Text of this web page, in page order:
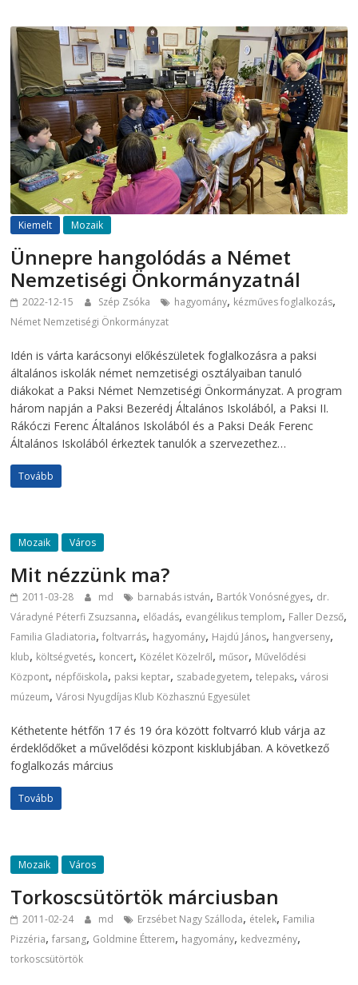
Kiemelt Mozaik
Ünnepre hangolódás a Német
Nemzetiségi Önkormányzatnál
2022-12-15 Szép Zsóka hagyomány, kézműves foglalkozás,
Német Nemzetiségi Önkormányzat
Idén is várta karácsonyi előkészületek foglalkozásra a paksi
általános iskolák német nemzetiségi osztályaiban tanuló
diákokat a Paksi Német Nemzetiségi Önkormányzat. A program
három napján a Paksi Bezerédj Általános Iskolából, a Paksi II.
Rákóczi Ferenc Általános Iskolából és a Paksi Deák Ferenc
Általános Iskolából érkeztek tanulók a szervezethez…
Tovább
Mozaik Város
Mit nézzünk ma?
2011-03-28 md barnabás istván, Bartók Vonósnégyes, dr.
Váradyné Péterfi Zsuzsanna, előadás, evangélikus templom, Faller Dezső,
Familia Gladiatoria,foltvarrás, hagyomány, Hajdú János, hangverseny,
klub, költségvetés, koncert, Közélet Közelről, műsor, Művelődési
Központ, népfőiskola, paksi keptar, szabadegyetem,telepaks,városi
múzeum,Városi Nyugdíjas Klub Közhasznú Egyesület
Kéthetente hétfőn 17 és 19 óra között foltvarró klub várja az
érdeklődőket a művelődési központ kisklubjában. A következő
foglalkozás március
Tovább
Mozaik Város
Torkoscsütörtök márciusban
2011-02-24 md Erzsébet Nagy Szálloda, ételek, Familia
Pizzéria,farsang, Goldmine Étterem, hagyomány, kedvezmény,
torkoscsütörtök